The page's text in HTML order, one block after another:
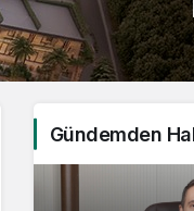
Sistem
Sistem
Gündemden